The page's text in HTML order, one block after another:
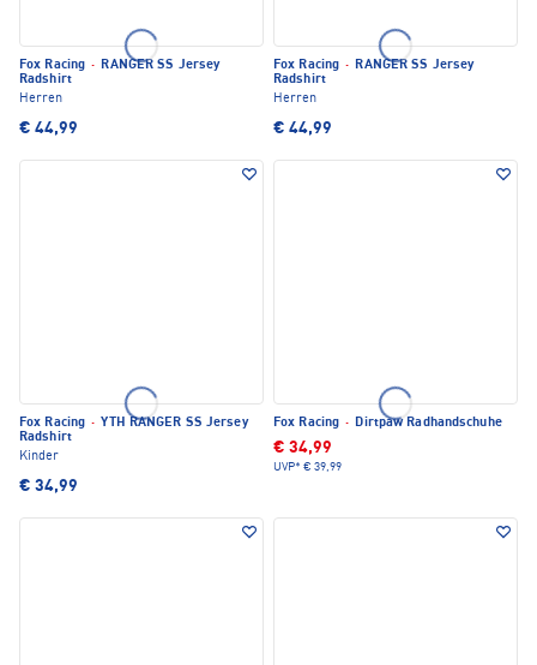
Fox Racing · RANGER SS Jersey
Radshirt
Herren
€ 44,99
Fox Racing · RANGER SS Jersey
Radshirt
Herren
€ 44,99
Fox Racing · YTH RANGER SS Jersey
Radshirt
Kinder
€ 34,99
Fox Racing · Dirtpaw Radhandschuhe
€ 34,99
UVP* € 39,99